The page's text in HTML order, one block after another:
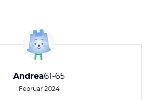
Andrea61-65
Februar 2024